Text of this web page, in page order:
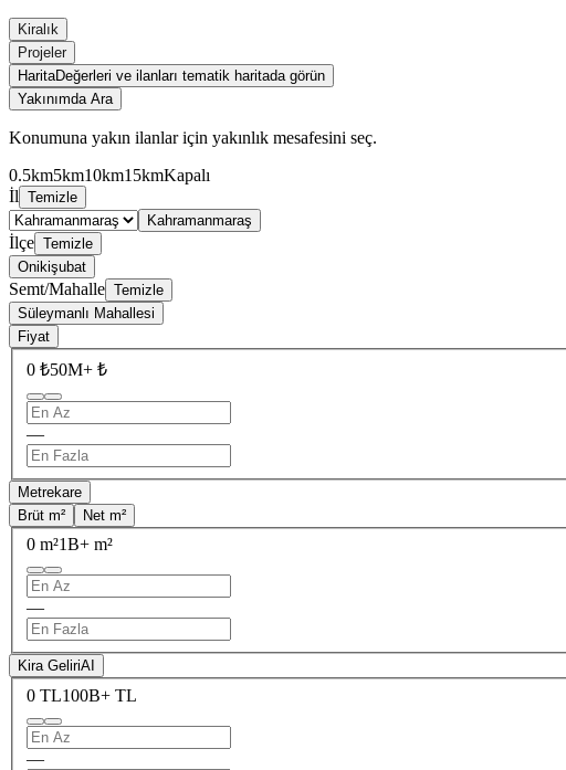
Kiralık
Projeler
HaritaDeğerleri ve ilanları tematik haritada görün
Yakınımda Ara
Konumuna yakın ilanlar için yakınlık mesafesini seç.
0.5km5km10km15kmKapalı
İl Temizle
Kahramanmaraş
İlçe Temizle
Onikişubat
Semt/Mahalle Temizle
Süleymanlı Mahallesi
Fiyat
0 ₺50M+ ₺
—
Metrekare
Brüt m²
Net m²
0 m²1B+ m²
—
Kira GeliriAI
0 TL100B+ TL
—